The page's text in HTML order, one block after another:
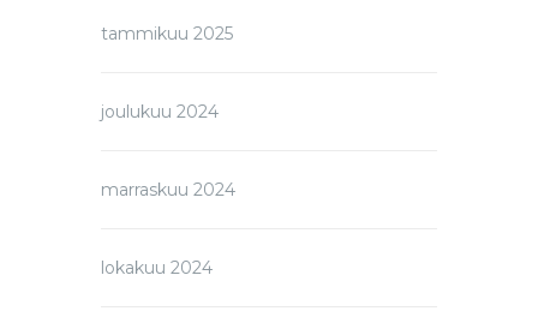
tammikuu 2025
joulukuu 2024
marraskuu 2024
lokakuu 2024